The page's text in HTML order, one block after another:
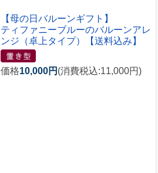
【母の日バルーンギフト】
ティファニーブルーのバルーンアレ
ンジ（卓上タイプ）【送料込み】
価格10,000円 (消費税込:11,000円)